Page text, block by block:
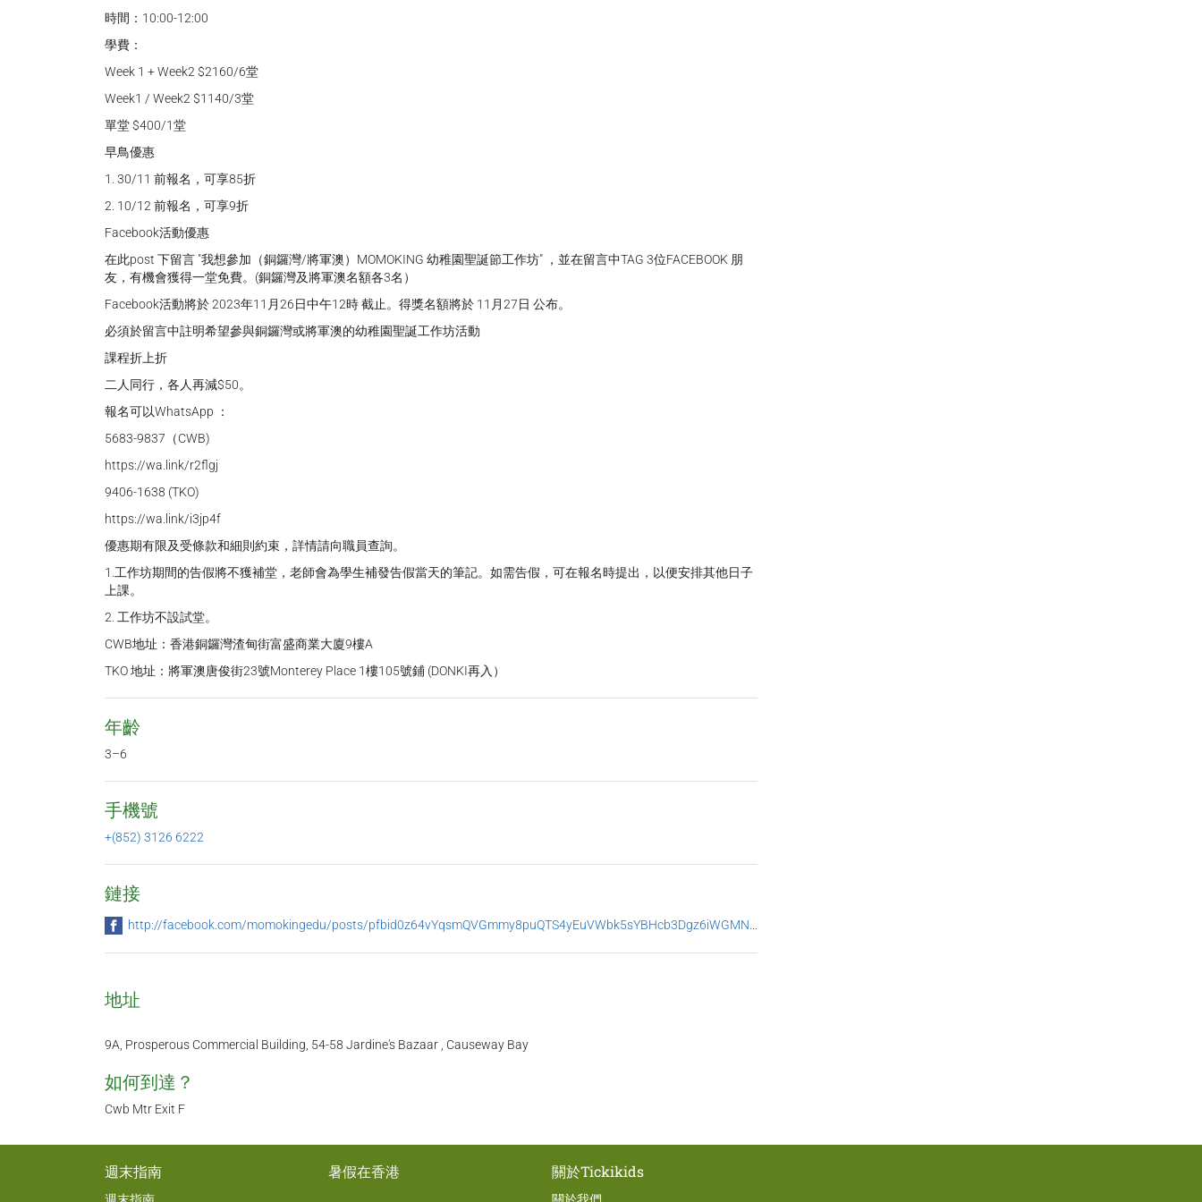
時間：10:00-12:00
學費：
Week 1 + Week2 $2160/6堂
Week1 / Week2 $1140/3堂
單堂 $400/1堂
早鳥優惠
1. 30/11 前報名，可享85折
2. 10/12 前報名，可享9折
Facebook活動優惠
在此post 下留言 "我想參加（銅鑼灣/將軍澳）MOMOKING 幼稚園聖誕節工作坊" ，並在留言中TAG 3位FACEBOOK 朋
友，有機會獲得一堂免費。(銅鑼灣及將軍澳名額各3名）
Facebook活動將於 2023年11月26日中午12時 截止。得獎名額將於 11月27日 公布。
必須於留言中註明希望參與銅鑼灣或將軍澳的幼稚園聖誕工作坊活動
課程折上折
二人同行，各人再減$50。
報名可以WhatsApp ：
5683-9837（CWB)
https://wa.link/r2flgj
9406-1638 (TKO)
https://wa.link/i3jp4f
優惠期有限及受條款和細則約束，詳情請向職員查詢。
1.工作坊期間的告假將不獲補堂，老師會為學生補發告假當天的筆記。如需告假，可在報名時提出，以便安排其他日子
上課。
2. 工作坊不設試堂。
CWB地址：香港銅鑼灣渣甸街富盛商業大廈9樓A
TKO 地址：將軍澳唐俊街23號Monterey Place 1樓105號鋪 (DONKI再入）
年齡
3–6
手機號
+(852) 3126 6222
鏈接
http://facebook.com/momokingedu/posts/pfbid0z64vYqsmQVGmmy8puQTS4yEuVWbk5sYBHcb3Dgz6iWGMN2xoynCR2qMkXhP4LdPMl
地址
9A, Prosperous Commercial Building, 54-58 Jardine's Bazaar , Causeway Bay
如何到達？
Cwb Mtr Exit F
週末指南 暑假在香港 關於Tickikids